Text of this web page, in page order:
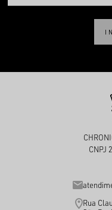
CNPJ
Rua